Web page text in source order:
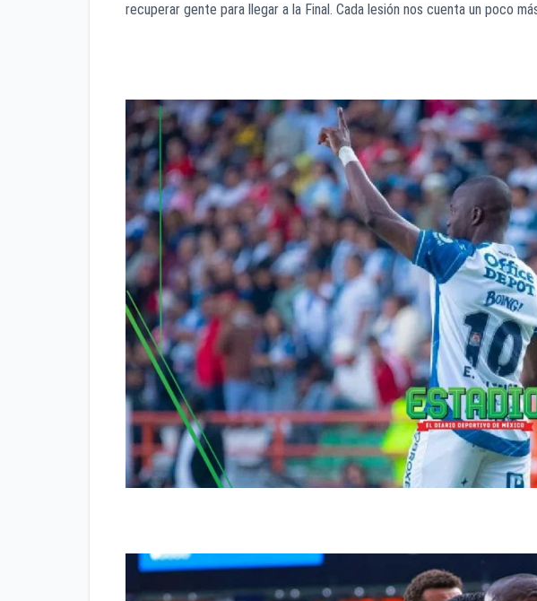
recuperar gente para llegar a la Final. Cada lesión nos cuenta un poco